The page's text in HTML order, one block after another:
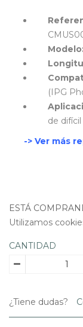
Modelo:
(IPG
de
-> Ver más
ESTÁ
Utilizamos
CANTIDAD
¿Tiene dudas?